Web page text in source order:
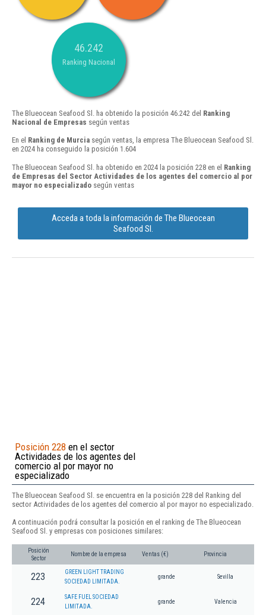
46.242
Ranking Nacional
The Blueocean Seafood Sl. ha obtenido la posición 46.242 del Ranking
Nacional de Empresas según ventas
En el Ranking de Murcia según ventas, la empresa The Blueocean Seafood Sl.
en 2024 ha conseguido la posición 1.604
The Blueocean Seafood Sl. ha obtenido en 2024 la posición 228 en el Ranking
de Empresas del Sector Actividades de los agentes del comercio al por
mayor no especializado según ventas
Acceda a toda la información de The Blueocean
Seafood Sl.
Posición 228 en el sector
Actividades de los agentes del
comercio al por mayor no
especializado
The Blueocean Seafood Sl. se encuentra en la posición 228 del Ranking del
sector Actividades de los agentes del comercio al por mayor no especializado.
A continuación podrá consultar la posición en el ranking de The Blueocean
Seafood Sl. y empresas con posiciones similares:
Posición
Sector
Nombre de la empresa Ventas (€) Provincia
223
GREEN LIGHT TRADING
SOCIEDAD LIMITADA.
grande Sevilla
224
SAFE FUEL SOCIEDAD
LIMITADA.
grande Valencia